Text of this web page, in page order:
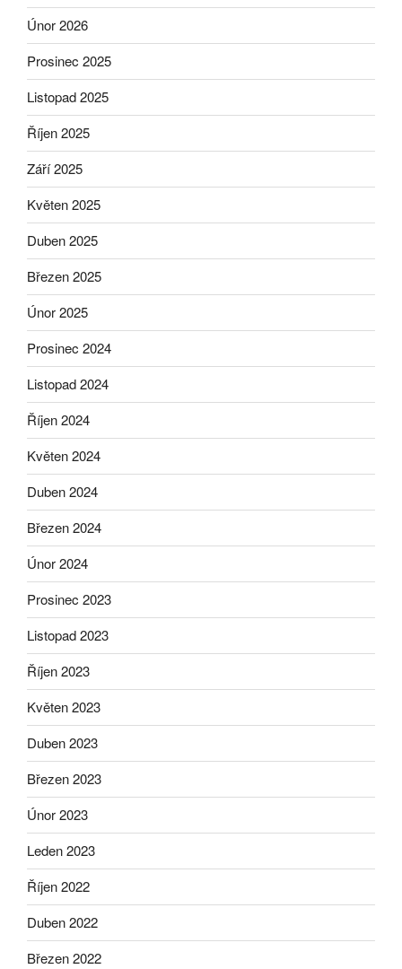
Únor 2026
Prosinec 2025
Listopad 2025
Říjen 2025
Září 2025
Květen 2025
Duben 2025
Březen 2025
Únor 2025
Prosinec 2024
Listopad 2024
Říjen 2024
Květen 2024
Duben 2024
Březen 2024
Únor 2024
Prosinec 2023
Listopad 2023
Říjen 2023
Květen 2023
Duben 2023
Březen 2023
Únor 2023
Leden 2023
Říjen 2022
Duben 2022
Březen 2022